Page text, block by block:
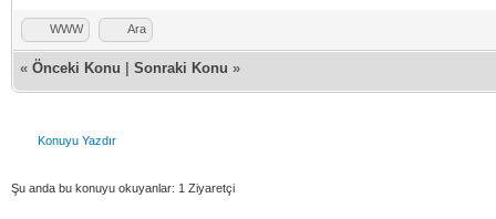
WWW Ara
« Önceki Konu Sonraki Konu »
Konuyu Yazdır
Şu anda bu konuyu okuyanlar: 1 Ziyaretçi